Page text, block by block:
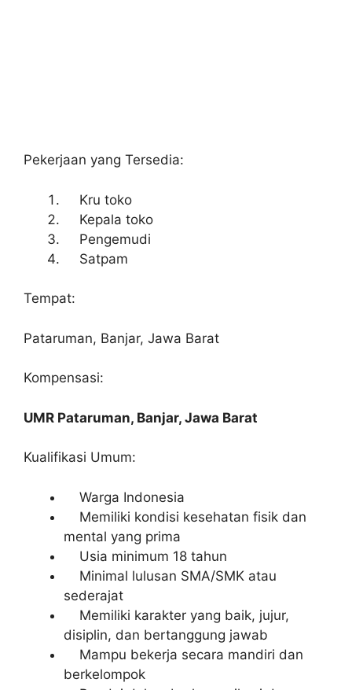
Pekerjaan yang Tersedia:
Kru toko
Kepala toko
Pengemudi
Satpam
Tempat:
Pataruman, Banjar, Jawa Barat
Kompensasi:
UMR Pataruman, Banjar, Jawa Barat
Kualifikasi Umum:
Warga Indonesia
Memiliki kondisi kesehatan fisik dan
mental yang prima
Usia minimum 18 tahun
Minimal lulusan SMA/SMK atau
sederajat
Memiliki karakter yang baik, jujur,
disiplin, dan bertanggung jawab
Mampu bekerja secara mandiri dan
berkelompok